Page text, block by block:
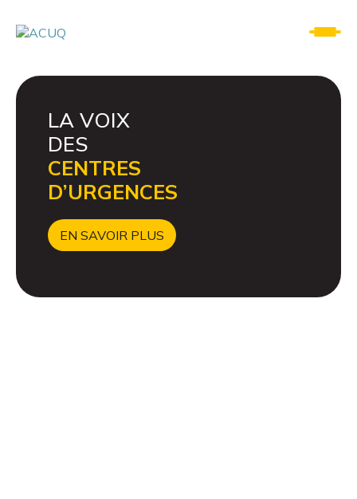
LA VOIX
DES
CENTRES
D’URGENCES
EN SAVOIR PLUS